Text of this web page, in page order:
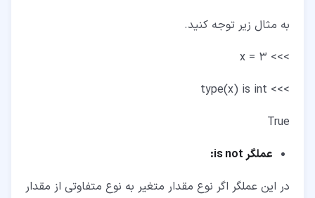
به مثال زیر توجه کنید.
>>> x = 3
>>> type(x) is int
True
عملگرis not
:
در این عملگر اگر نوع مقدار متغیر به نوع متفاوتی از مقدار